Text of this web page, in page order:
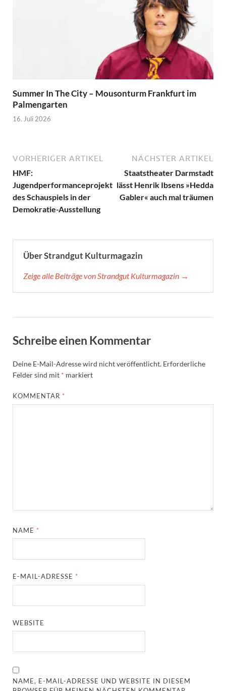
Summer In The City – Mousonturm Frankfurt im
Palmengarten
16. Juli 2026
VORHERIGER ARTIKEL
HMF:
Jugendperformanceprojekt
des Schauspiels in der
Demokratie-Ausstellung
NÄCHSTER ARTIKEL
Staatstheater Darmstadt
lässt Henrik Ibsens »Hedda
Gabler« auch mal träumen
Über Strandgut Kulturmagazin
Zeige alle Beiträge von Strandgut Kulturmagazin →
Schreibe einen Kommentar
Deine E-Mail-Adresse wird nicht veröffentlicht. Erforderliche
Felder sind mit * markiert
KOMMENTAR *
NAME *
E-MAIL-ADRESSE *
WEBSITE
NAME, E-MAIL-ADRESSE UND WEBSITE IN DIESEM